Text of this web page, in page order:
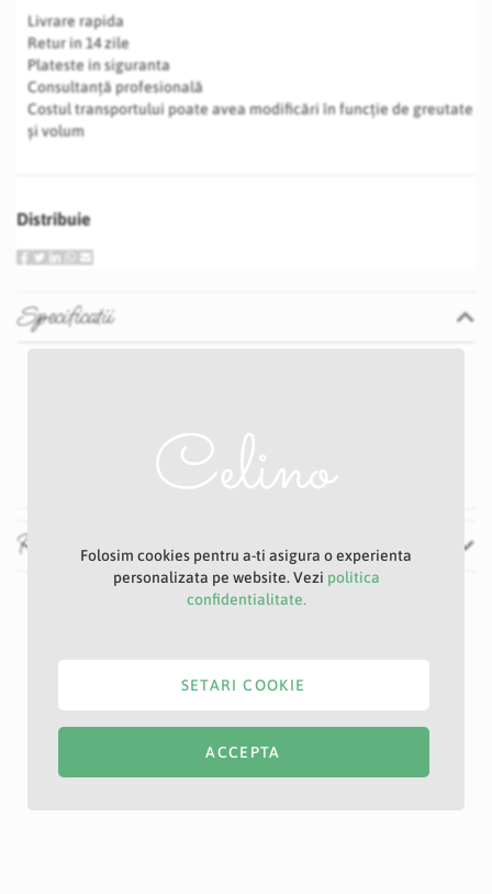
Livrare rapida
Retur in 14 zile
Plateste in siguranta
Consultanță profesională
Costul transportului poate avea modificări în funcție de greutate
și volum
Distribuie
Specificatii
60 cm
RecenziiFolosim cookies pentru a-ti asigura o experienta
personalizata pe website. Vezi politica
confidentialitate.
ACCEPTA
SETARI COOKIE